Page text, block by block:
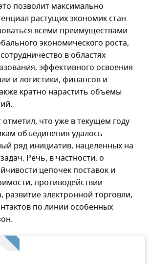
позволит максимально
растущих экономик стан
всеми преимуществами
экономического роста,
в областях
эффективного освоения
и логистики, финансов и
кратно нарастить объемы
что уже в текущем году
объединения удалось
ряд инициатив, нацеленных на
Речь, в частности, о
цепочек поставок и
противодействии
развитие электронной торговли,
по линии особенных